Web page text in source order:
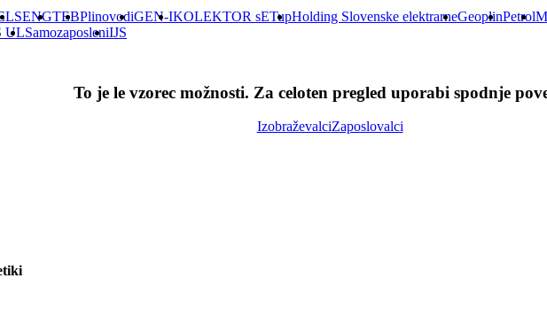
SENGTEBPlinovodiGEN-IKOLEKTOR sETupHolding Slovenske elektrarneGeoplinPetrol
ULSamozaposleniIJS
To je le vzorec možnosti. Za celoten pregled uporabi spodnje
IzobraževalciZaposlovalci